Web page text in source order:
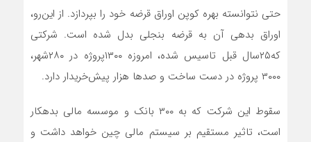
حتی نتوانسته بهره کوپن اوراق قرضه خود را بپردازد. از این‌رو،
اوراق بدهی آن به قرضه بنجلی بدل شده است. شرکتی
که۲۵سال قبل تاسیس شده، امروزه ۱۳۰۰پروژه در ۲۸۰شهر،
۳۰۰۰ پروژه در دست ساخت و صدها هزار پیش‌خریدار دارد.
سقوط این شرکت که به ۳۰۰ بانک و موسسه مالی بدهکار
است، تاثیر مستقیم بر سیستم مالی چین خواهد داشت و